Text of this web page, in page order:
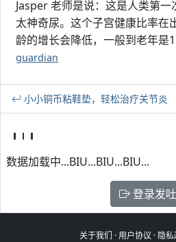
Jasper 老师是说：这是人类第
太神奇尿。这个子宫健康比率在
龄的增长会降低，一般到老年是
guardian
小小铜币粘鞋垫，轻松治疗关节炎
数据加载中...BIU...BIU...BIU...
登录发
关于我们 ·用户协议 · 隐